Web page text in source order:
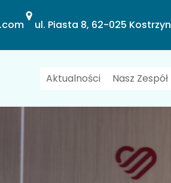
ul. Piasta 8, 62-025 Kostrzyn
Aktualności Nasz Zespół